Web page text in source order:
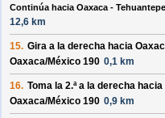
Continúa hacia Oaxaca -
12,6 km
15. Gira a la derecha hacia
Oaxaca/México 190 0,1 km
16. Toma la 2.ª a la derecha hacia
Oaxaca/México 190 0,9 km